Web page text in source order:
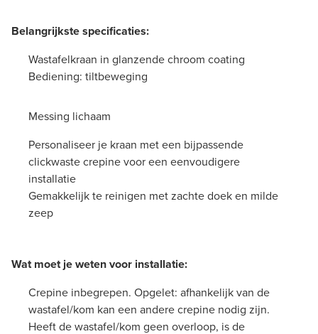
Belangrijkste specificaties:
Wastafelkraan in glanzende chroom coating
Bediening: tiltbeweging
Messing lichaam
Personaliseer je kraan met een bijpassende
clickwaste crepine voor een eenvoudigere
installatie
Gemakkelijk te reinigen met zachte doek en milde
zeep
Wat moet je weten voor installatie:
Crepine inbegrepen. Opgelet: afhankelijk van de
wastafel/kom kan een andere crepine nodig zijn.
Heeft de wastafel/kom geen overloop, is de